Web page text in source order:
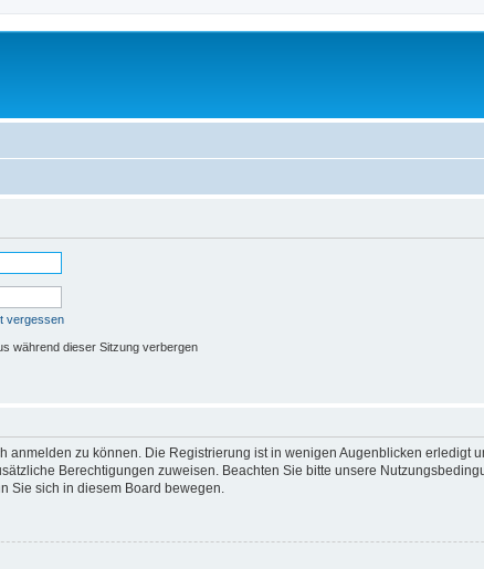
vergessen
während dieser Sitzung verbergen
anmelden zu können. Die Registrierung ist in wenigen Augenblicken erledigt
Berechtigungen zuweisen. Beachten Sie bitte unsere
Sie sich in diesem Board bewegen.